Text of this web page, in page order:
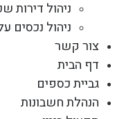
ניהול דירות
ניהול נכסים
צור קשר
דף הבית
גביית כספים
הנהלת חשבונות